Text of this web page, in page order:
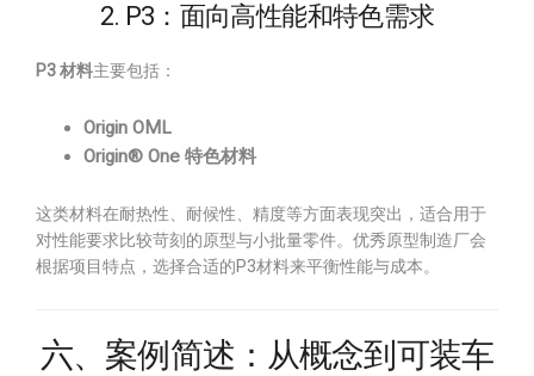
2. P3：面向高性能和特色需求
P3 材料主要包括：
Origin OML
Origin® One 特色材料
这类材料在耐热性、耐候性、精度等方面表现突出，适合用于
对性能要求比较苛刻的原型与小批量零件。优秀原型制造厂会
根据项目特点，选择合适的P3材料来平衡性能与成本。
六、案例简述：从概念到可装车